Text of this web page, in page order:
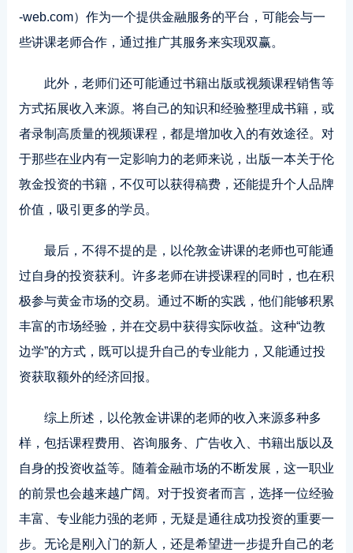
-web.com）作为一个提供金融服务的平台，可能会与一
些讲课老师合作，通过推广其服务来实现双赢。
此外，老师们还可能通过书籍出版或视频课程销售等
方式拓展收入来源。将自己的知识和经验整理成书籍，或
者录制高质量的视频课程，都是增加收入的有效途径。对
于那些在业内有一定影响力的老师来说，出版一本关于伦
敦金投资的书籍，不仅可以获得稿费，还能提升个人品牌
价值，吸引更多的学员。
最后，不得不提的是，以伦敦金讲课的老师也可能通
过自身的投资获利。许多老师在讲授课程的同时，也在积
极参与黄金市场的交易。通过不断的实践，他们能够积累
丰富的市场经验，并在交易中获得实际收益。这种“边教
边学”的方式，既可以提升自己的专业能力，又能通过投
资获取额外的经济回报。
综上所述，以伦敦金讲课的老师的收入来源多种多
样，包括课程费用、咨询服务、广告收入、书籍出版以及
自身的投资收益等。随着金融市场的不断发展，这一职业
的前景也会越来越广阔。对于投资者而言，选择一位经验
丰富、专业能力强的老师，无疑是通往成功投资的重要一
步。无论是刚入门的新人，还是希望进一步提升自己的老